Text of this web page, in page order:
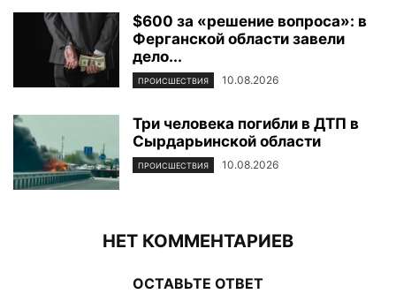
$600 за «решение вопроса»: в
Ферганской области завели
дело...
ПРОИСШЕСТВИЯ 10.08.2026
Три человека погибли в ДТП в
Сырдарьинской области
ПРОИСШЕСТВИЯ 10.08.2026
НЕТ КОММЕНТАРИЕВ
ОСТАВЬТЕ ОТВЕТ